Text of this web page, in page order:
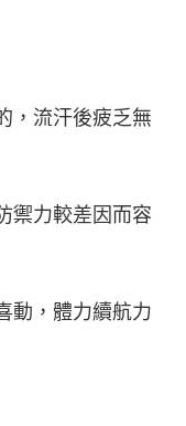
，流汗後疲乏無
禦力較差因而容
動，體力續航力